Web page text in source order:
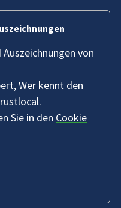
von
Wer kennt den
Sie in den Cookie